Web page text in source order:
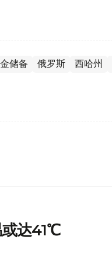
储备 俄罗斯 西哈州
或达41℃